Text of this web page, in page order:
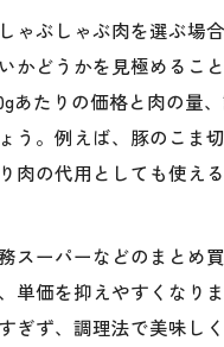
ゃぶしゃぶ肉を選ぶ場
かどうかを見極めるこ
あたりの価格と肉の量
う。例えば、豚のこま
肉の代用としても使え
スーパーなどのまとめ
単価を抑えやすくなり
ぎず、調理法で美味し